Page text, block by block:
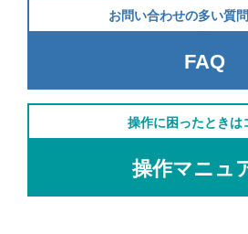
お問い合わせの多い質
FAQ
操作に困ったときは
操作マニュ